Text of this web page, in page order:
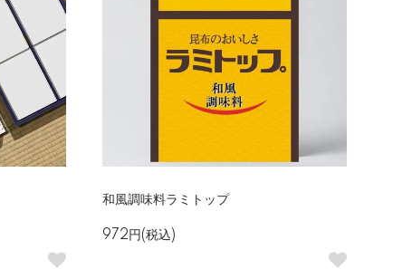
和風調味料ラミトップ
972円(税込)